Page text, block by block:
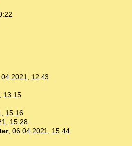
12:43
13:15
15:16
15:28
, 06.04.2021, 15:44